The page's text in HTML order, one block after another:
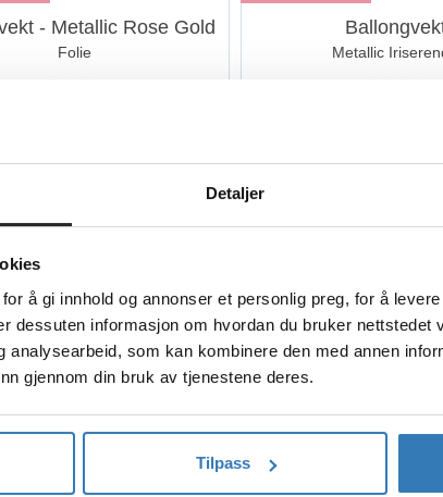
Detaljer
å gi innhold og annonser et personlig preg, for å
dessuten informasjon om hvordan du bruker nettstedet
analysearbeid, som kan kombinere den med annen
gjennom din bruk av tjenestene deres.
Tilpass
- Metallic Rose Gold
Folie Metallic
Kjøp